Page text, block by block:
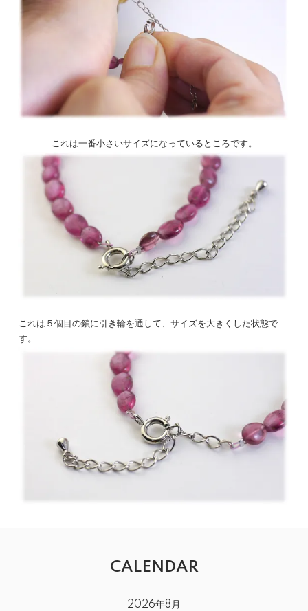
これは一番小さいサイズになっているところです。
これは５個目の鎖に引き輪を通して、サイズを大きくした状態で
す。
CALENDAR
2026年8月